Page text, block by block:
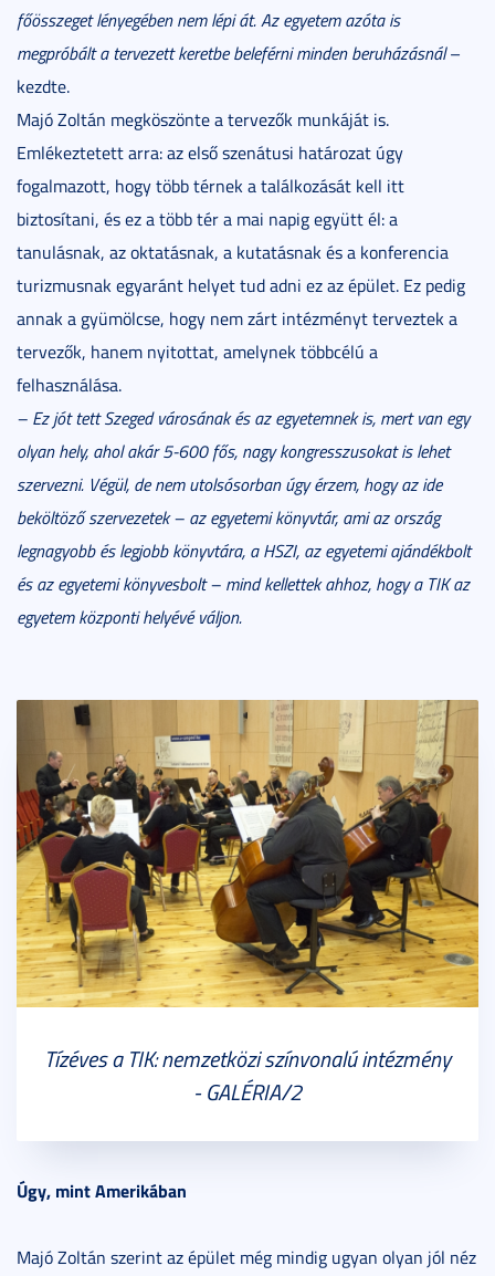
főösszeget lényegében nem lépi át. Az egyetem azóta is
megpróbált a tervezett keretbe beleférni minden beruházásnál–
kezdte.
Majó Zoltán megköszönte a tervezők munkáját is.
Emlékeztetett arra: az első szenátusi határozat úgy
fogalmazott, hogy több térnek a találkozását kell itt
biztosítani, és ez a több tér a mai napig együtt él: a
tanulásnak, az oktatásnak, a kutatásnak és a konferencia
turizmusnak egyaránt helyet tud adni ez az épület. Ez pedig
annak a gyümölcse, hogy nem zárt intézményt terveztek a
tervezők, hanem nyitottat, amelynek többcélú a
felhasználása.
– Ez jót tett Szeged városának és az egyetemnek is, mert van egy
olyan hely, ahol akár 5-600 fős, nagy kongresszusokat is lehet
szervezni. Végül, de nem utolsósorban úgy érzem, hogy az ide
beköltöző szervezetek – az egyetemi könyvtár, ami az ország
legnagyobb és legjobb könyvtára, a HSZI, az egyetemi ajándékbolt
és az egyetemi könyvesbolt – mind kellettek ahhoz, hogy a TIK az
egyetem központi helyévé váljon.
Tízéves a TIK: nemzetközi színvonalú intézmény
- GALÉRIA/2
Úgy, mint Amerikában
Majó Zoltán szerint az épület még mindig ugyan olyan jól néz